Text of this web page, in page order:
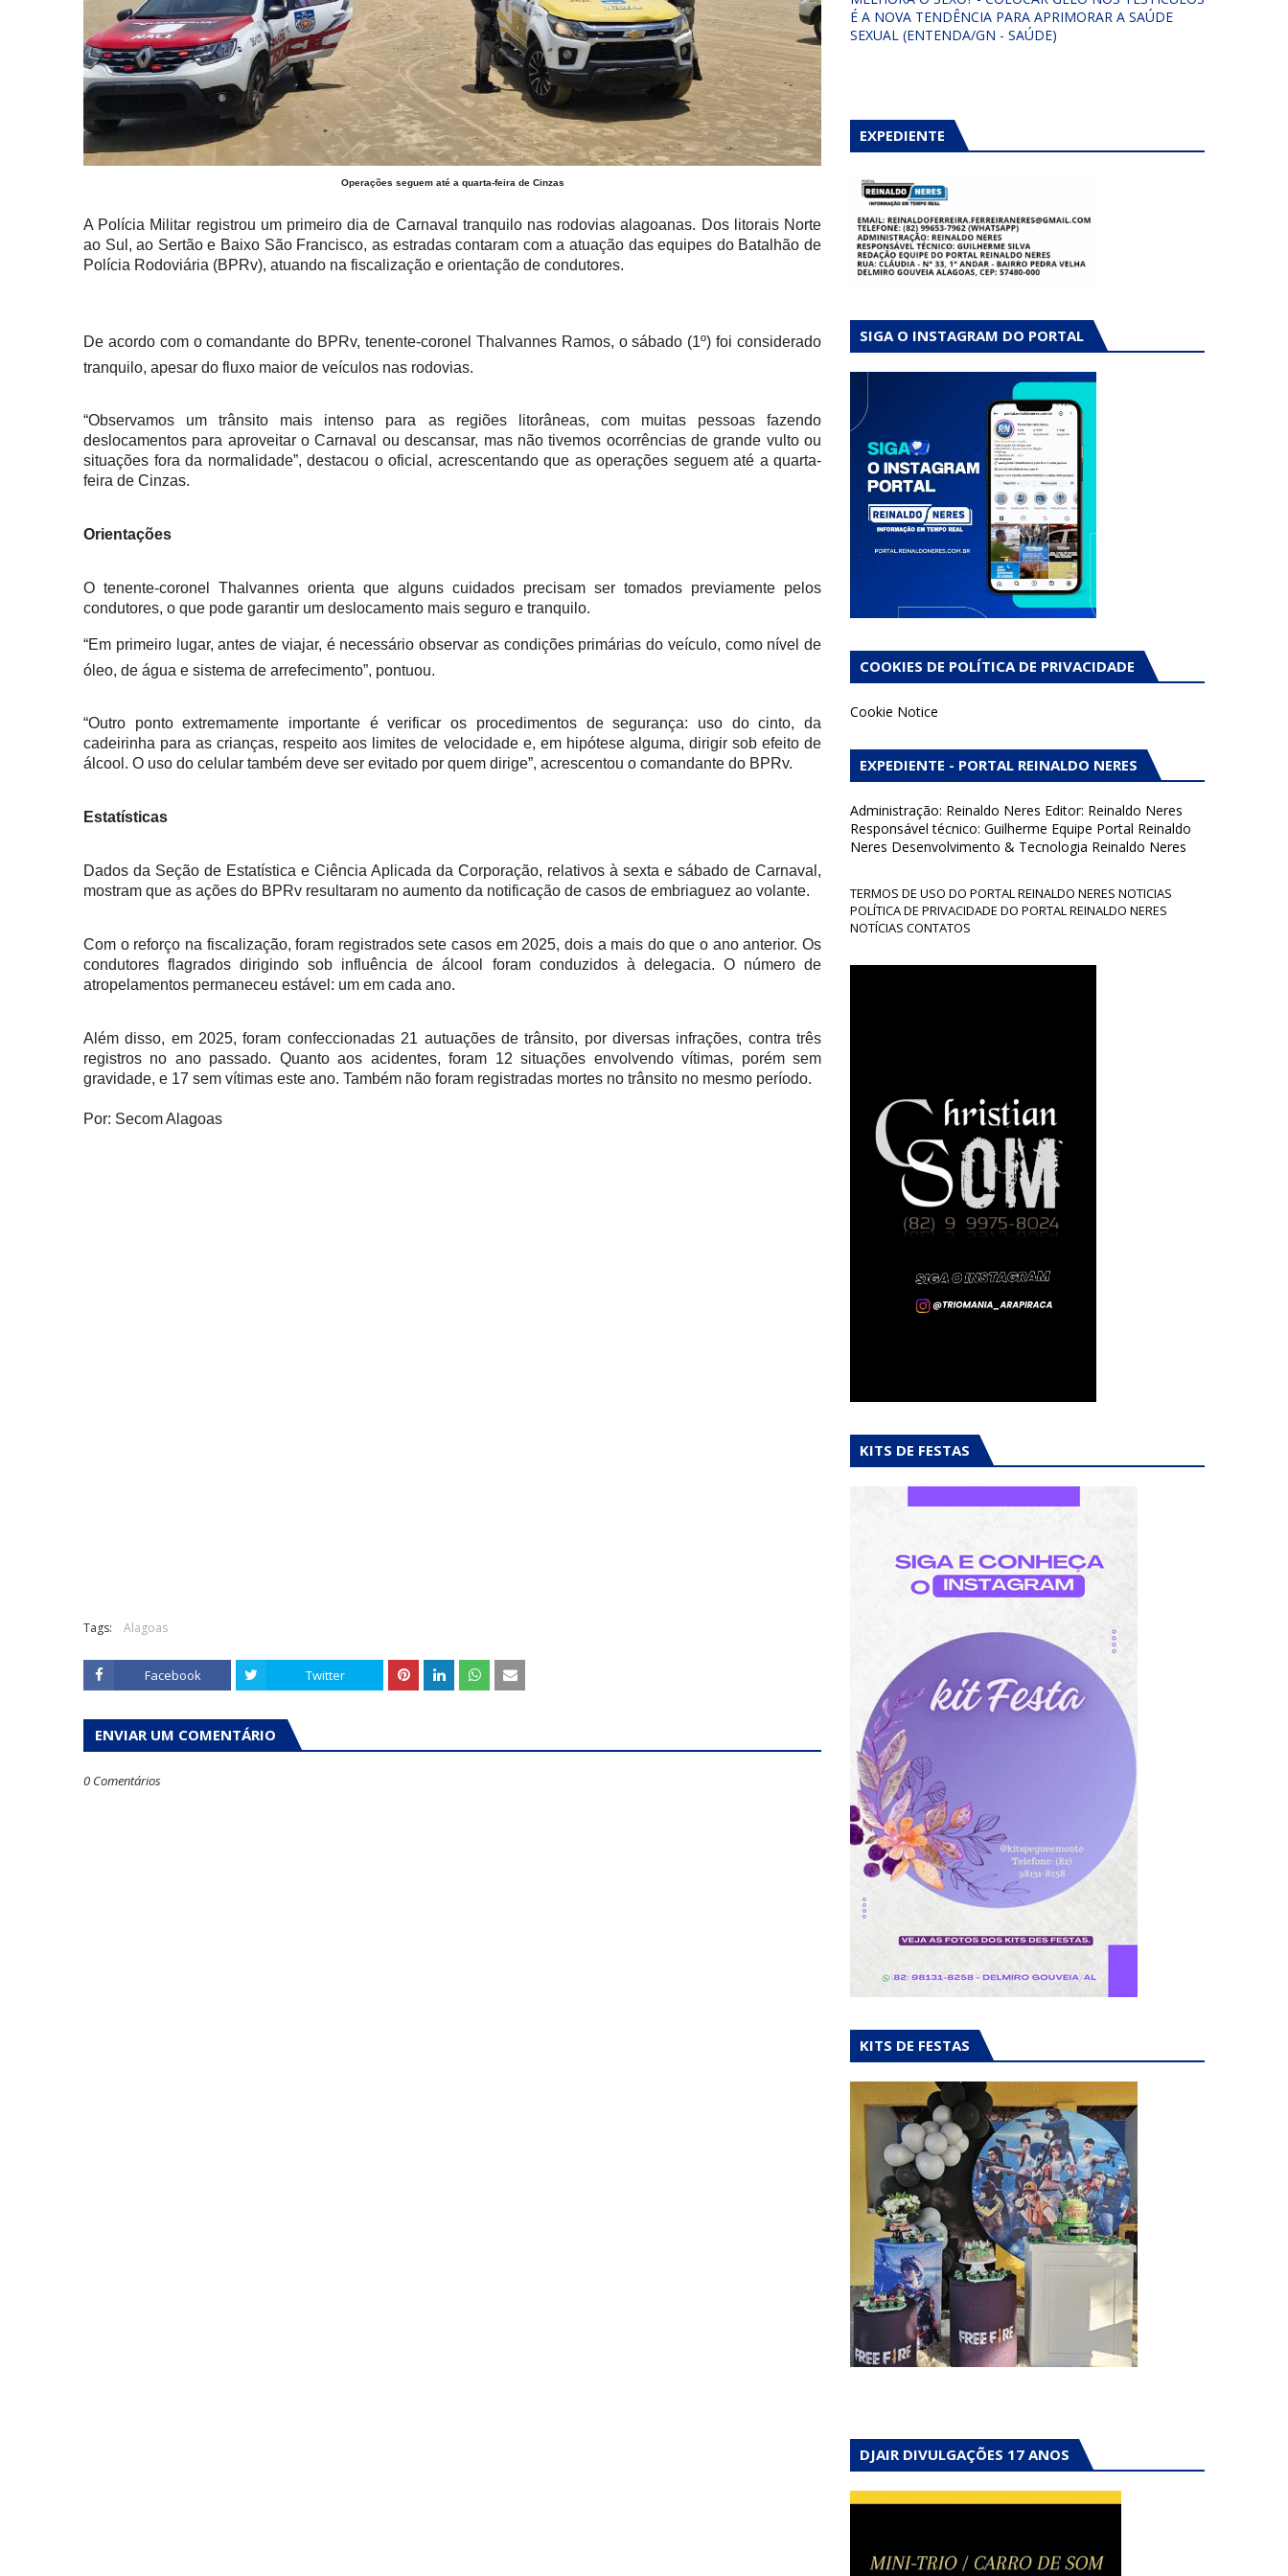
Operações seguem até a quarta-feira de Cinzas
A Polícia Militar registrou um primeiro dia de Carnaval tranquilo nas rodovias alagoanas. Dos litorais Norte
ao Sul, ao Sertão e Baixo São Francisco, as estradas contaram com a atuação das equipes do Batalhão de
Polícia Rodoviária (BPRv), atuando na fiscalização e orientação de condutores.
De acordo com o comandante do BPRv, tenente-coronel Thalvannes Ramos, o sábado (1º) foi considerado
tranquilo, apesar do fluxo maior de veículos nas rodovias.
“Observamos um trânsito mais intenso para as regiões litorâneas, com muitas pessoas fazendo
deslocamentos para aproveitar o Carnaval ou descansar, mas não tivemos ocorrências de grande vulto ou
situações fora da normalidade”, destacou o oficial, acrescentando que as operações seguem até a quarta-
feira de Cinzas.
Orientações
O tenente-coronel Thalvannes orienta que alguns cuidados precisam ser tomados previamente pelos
condutores, o que pode garantir um deslocamento mais seguro e tranquilo.
“Em primeiro lugar, antes de viajar, é necessário observar as condições primárias do veículo, como nível de
óleo, de água e sistema de arrefecimento”, pontuou.
“Outro ponto extremamente importante é verificar os procedimentos de segurança: uso do cinto, da
cadeirinha para as crianças, respeito aos limites de velocidade e, em hipótese alguma, dirigir sob efeito de
álcool. O uso do celular também deve ser evitado por quem dirige”, acrescentou o comandante do BPRv.
Estatísticas
Dados da Seção de Estatística e Ciência Aplicada da Corporação, relativos à sexta e sábado de Carnaval,
mostram que as ações do BPRv resultaram no aumento da notificação de casos de embriaguez ao volante.
Com o reforço na fiscalização, foram registrados sete casos em 2025, dois a mais do que o ano anterior. Os
condutores flagrados dirigindo sob influência de álcool foram conduzidos à delegacia. O número de
atropelamentos permaneceu estável: um em cada ano.
Além disso, em 2025, foram confeccionadas 21 autuações de trânsito, por diversas infrações, contra três
registros no ano passado. Quanto aos acidentes, foram 12 situações envolvendo vítimas, porém sem
gravidade, e 17 sem vítimas este ano. Também não foram registradas mortes no trânsito no mesmo período.
Por: Secom Alagoas
Tags: Alagoas
Facebook Twitter
ENVIAR UM COMENTÁRIO
0 Comentários
É A NOVA TENDÊNCIA PARA APRIMORAR A SAÚDE
SEXUAL (ENTENDA/GN - SAÚDE)
EXPEDIENTE
SIGA O INSTAGRAM DO PORTAL
COOKIES DE POLÍTICA DE PRIVACIDADE
Cookie Notice
EXPEDIENTE - PORTAL REINALDO NERES
Administração: Reinaldo Neres Editor: Reinaldo Neres
Responsável técnico: Guilherme Equipe Portal Reinaldo
Neres Desenvolvimento & Tecnologia Reinaldo Neres
TERMOS DE USO DO PORTAL REINALDO NERES NOTICIAS
POLÍTICA DE PRIVACIDADE DO PORTAL REINALDO NERES
NOTÍCIAS CONTATOS
KITS DE FESTAS
KITS DE FESTAS
DJAIR DIVULGAÇÕES 17 ANOS